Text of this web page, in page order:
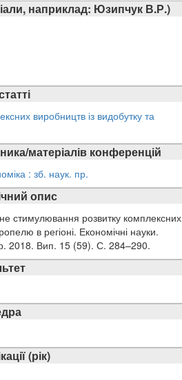
наприклад: Юзипчук В.Р.)
виробництв із видобутку та
матеріалів конференцій
: зб. наук. пр.
опис
стимулювання розвитку комплексних
в регіоні. Економічні науки.
2018. Вип. 15 (59). С. 284–290.
(рік)